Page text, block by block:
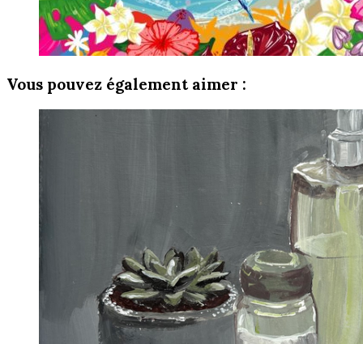
Vous pouvez également aimer :